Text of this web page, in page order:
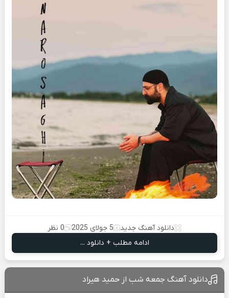
دانلود آهنگ جدید 5 جولای 2025
0 نظر
ادامه مطلب + دانلود ...
دانلود آهنگ جمعه شب از حمید هیراد